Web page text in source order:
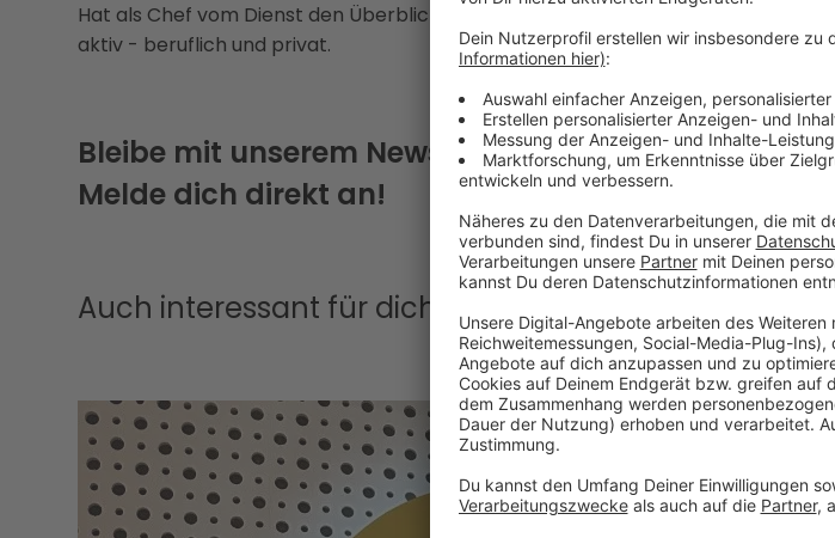
Hat als Chef vom Dienst den Überblick im täglichen Programmablauf. Außerdem
aktiv - beruflich und privat.
Bleibe mit unserem Newsletter immer auf dem
Melde dich direkt an!
Auch interessant für dich